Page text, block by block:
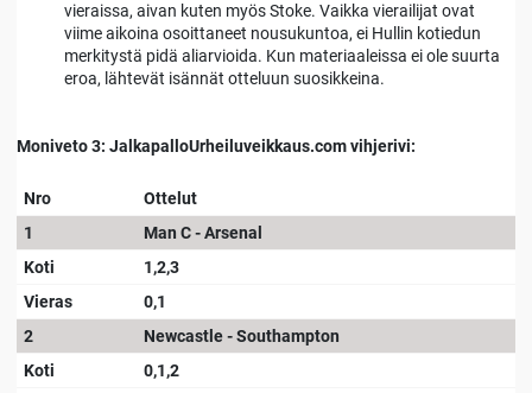
vieraissa, aivan kuten myös Stoke. Vaikka vierailijat ovat
viime aikoina osoittaneet nousukuntoa, ei Hullin kotiedun
merkitystä pidä aliarvioida. Kun materiaaleissa ei ole suurta
eroa, lähtevät isännät otteluun suosikkeina.
Moniveto 3: JalkapalloUrheiluveikkaus.com vihjerivi:
Nro
Ottelut
1
Man C - Arsenal
Koti
1,2,3
Vieras
0,1
2
Newcastle - Southampton
Koti
0,1,2